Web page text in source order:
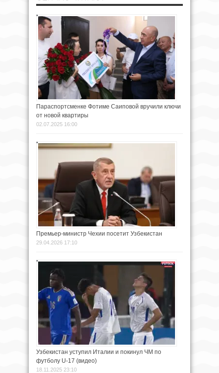
Параспортсменке Фотиме Саиповой вручили ключи
от новой квартиры
02.07.2025 16:00
Премьер-министр Чехии посетит Узбекистан
29.04.2026 17:10
Узбекистан уступил Италии и покинул ЧМ по
футболу U-17 (видео)
18.11.2025 23:10